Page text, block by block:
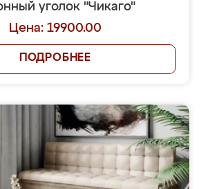
уголок "Чикаго"
Цена: 19900.00
ПОДРОБНЕЕ